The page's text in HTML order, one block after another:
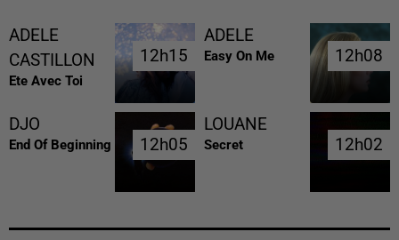
ADELE
CASTILLON
Ete Avec Toi
12h15
12h15
ADELE
Easy On Me 12h08
12h08
DJO
End Of Beginning 12h05
12h05
LOUANE
Secret 12h02
12h02